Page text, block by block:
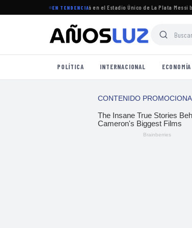
EN TENDENCIA
Clausura 2026 se jugará en el Estadio Único de La Plata·Messi
POLÍTICA INTERNACIONAL ECONOMÍA